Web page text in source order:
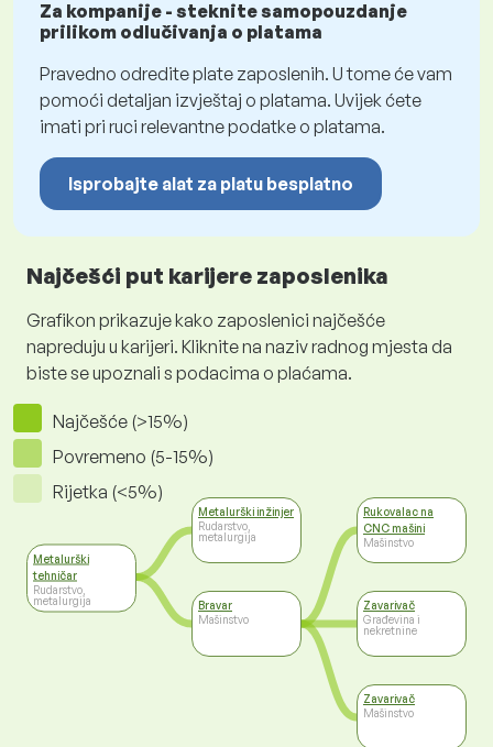
Za kompanije - steknite samopouzdanje
prilikom odlučivanja o platama
Pravedno odredite plate zaposlenih. U tome će vam
pomoći detaljan izvještaj o platama. Uvijek ćete
imati pri ruci relevantne podatke o platama.
Isprobajte alat za platu besplatno
Najčešći put karijere zaposlenika
Grafikon prikazuje kako zaposlenici najčešće
napreduju u karijeri. Kliknite na naziv radnog mjesta da
biste se upoznali s podacima o plaćama.
Najčešće (>15%)
Povremeno (5-15%)
Rijetka (<5%)
Metalurški
tehničar
Rudarstvo,
metalurgija
Metalurški inžinjer
Rudarstvo,
metalurgija
Bravar
Mašinstvo
Rukovalac na
CNC mašini
Mašinstvo
Zavarivač
Građevina i
nekretnine
Zavarivač
Mašinstvo